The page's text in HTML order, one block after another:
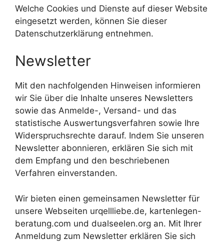
Welche Cookies und Dienste auf dieser Website
eingesetzt werden, können Sie dieser
Datenschutzerklärung entnehmen.
Newsletter
Mit den nachfolgenden Hinweisen informieren
wir Sie über die Inhalte unseres Newsletters
sowie das Anmelde-, Versand- und das
statistische Auswertungsverfahren sowie Ihre
Widerspruchsrechte darauf. Indem Sie unseren
Newsletter abonnieren, erklären Sie sich mit
dem Empfang und den beschriebenen
Verfahren einverstanden.
Wir bieten einen gemeinsamen Newsletter für
unsere Webseiten urqellliebe.de, kartenlegen-
beratung.com und dualseelen.org an. Mit Ihrer
Anmeldung zum Newsletter erklären Sie sich